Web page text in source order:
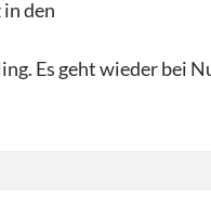
den
Es geht wieder bei